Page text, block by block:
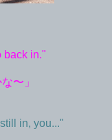
back in."
〜」
in, you..."